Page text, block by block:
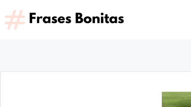
Saltar
al
contenido